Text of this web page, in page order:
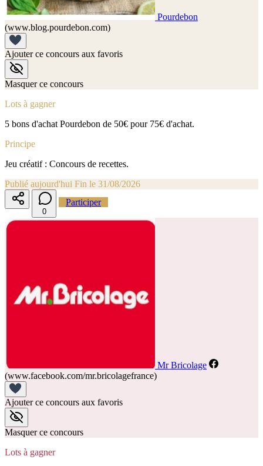
Pourdebon
(www.blog.pourdebon.com)
Ajouter ce concours aux favoris
Masquer ce concours
Lots à gagner
5 bons d'achat Pourdebon de 50€ pour 75€ d'achat.
Principe
Jeu créatif : Concours de recettes.
Publié aujourd'hui Fin le 31/08/2026
0
Participer
Mr Bricolage
(www.facebook.com/mr.bricolagefrance)
Ajouter ce concours aux favoris
Masquer ce concours
Lots à gagner